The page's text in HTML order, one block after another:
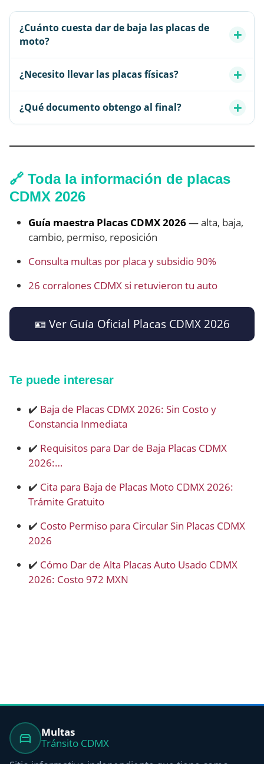
¿Cuánto cuesta dar de baja las placas de
moto?
¿Necesito llevar las placas físicas?
¿Qué documento obtengo al final?
🔗 Toda la información de placas
CDMX 2026
Guía maestra Placas CDMX 2026— alta, baja,
cambio, permiso, reposición
Consulta multas por placa y subsidio 90%
26 corralones CDMX si retuvieron tu auto
🪪 Ver Guía Oficial Placas CDMX 2026
Te puede interesar
✔️ Baja de Placas CDMX 2026: Sin Costo y
Constancia Inmediata
✔️ Requisitos para Dar de Baja Placas CDMX
2026:…
✔️ Cita para Baja de Placas Moto CDMX 2026:
Trámite Gratuito
✔️ Costo Permiso para Circular Sin Placas CDMX
2026
✔️ Cómo Dar de Alta Placas Auto Usado CDMX
2026: Costo 972 MXN
Multas
Tránsito CDMX